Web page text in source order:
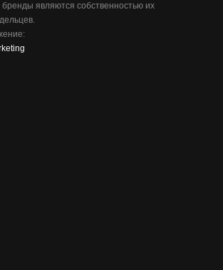
являются собственностью их